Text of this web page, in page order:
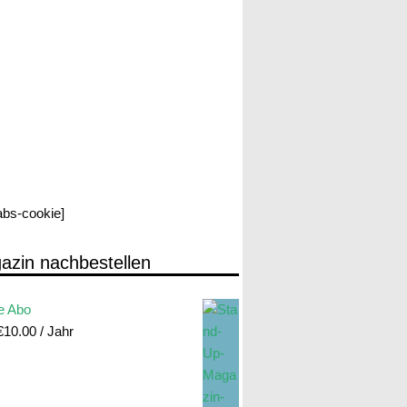
cookie]
nachbestellen
Abo
10.00 / Jahr